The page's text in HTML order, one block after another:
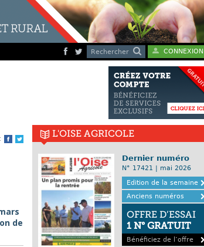
Rechercher CONNEXION
Facebook
Twitter
de
L'OISE AGRICOLE
Dernier numéro
N° 17421 | mai 2026
Edition de la semaine
Anciens numéros
OFFRE D’ESSAI
1 N° GRATUIT
Bénéficiez de l’offre